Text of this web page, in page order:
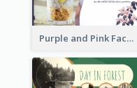
Purple and Pink Facebook Post